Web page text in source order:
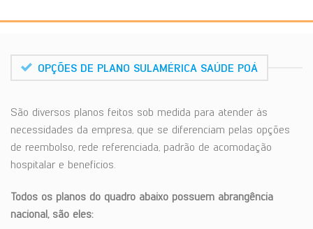
OPÇÕES DE PLANO SULAMÉRICA SAÚDE POÁ
São diversos planos feitos sob medida para atender às
necessidades da empresa, que se diferenciam pelas opções
de reembolso, rede referenciada, padrão de acomodação
hospitalar e benefícios.
Todos os planos do quadro abaixo possuem abrangência
nacional, são eles: